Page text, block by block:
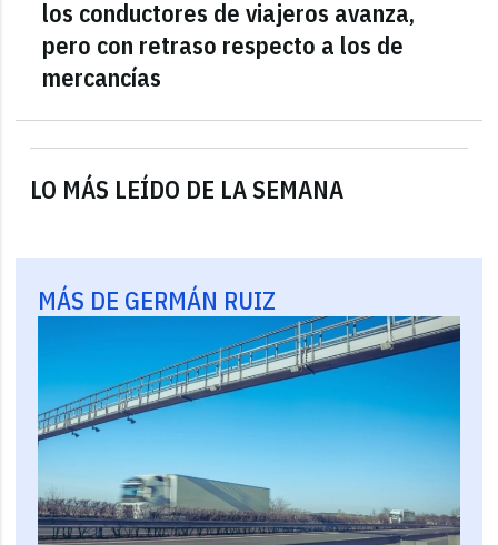
LO MÁS LEÍDO DE LA SEMANA
MÁS DE GERMÁN RUIZ
los conductores de viajeros avanza,
pero con retraso respecto a los de
mercancías